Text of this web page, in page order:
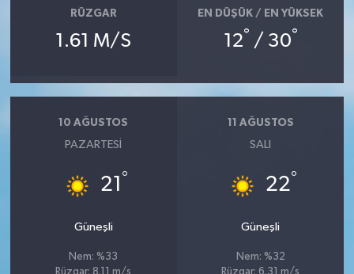
RÜZGAR
1.61 M/S
EN DÜŞÜK / EN YÜKSEK
12° / 30°
10 AĞUSTOS
PAZARTESI
21 °
Güneşli
Nem: %33
Rüzgar: 8.11 m/s
11 AĞUSTOS
SALI
22°
Güneşli
Nem: %32
Rüzgar: 6.31 m/s